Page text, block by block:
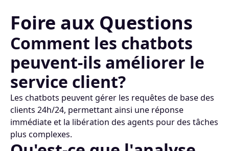
Foire aux Questions
Comment les chatbots
peuvent-ils améliorer le
service client?
Les chatbots peuvent gérer les requêtes de base des
clients 24h/24, permettant ainsi une réponse
immédiate et la libération des agents pour des tâches
plus complexes.